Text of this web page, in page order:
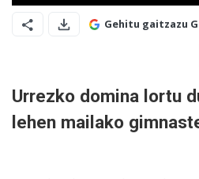
Gehitu gaitzazu
Urrezko domina lortu
lehen mailako